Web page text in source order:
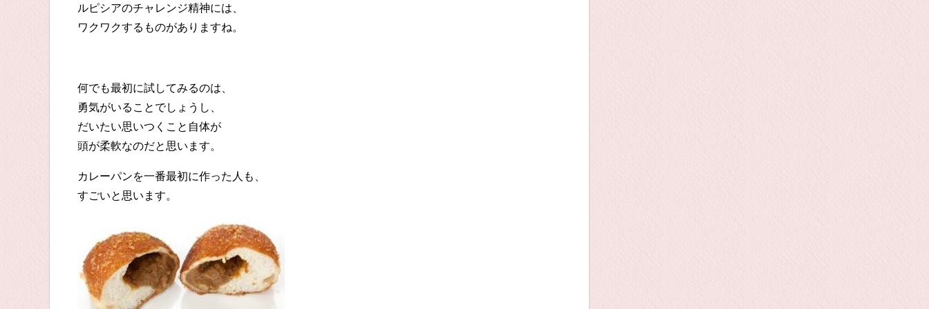
ルピシアのチャレンジ精神には、
ワクワクするものがありますね。
何でも最初に試してみるのは、
勇気がいることでしょうし、
だいたい思いつくこと自体が
頭が柔軟なのだと思います。
カレーパンを一番最初に作った人も、
すごいと思います。